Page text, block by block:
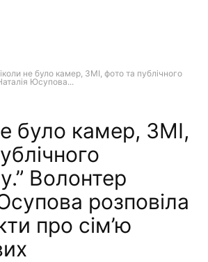
не було камер, ЗМІ, фото та публічного
Юсупова...
було камер, ЗМІ,
Волонтер
розповіла
про сім’ю